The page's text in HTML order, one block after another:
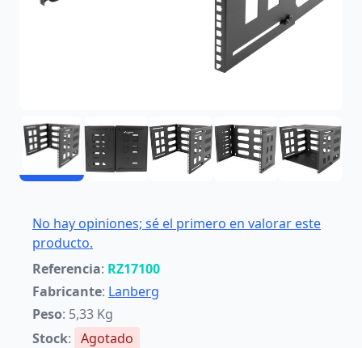
No hay opiniones; sé el primero en valorar este
producto.
Referencia: RZ17100
Fabricante: Lanberg
Peso: 5,33 Kg
Stock: Agotado